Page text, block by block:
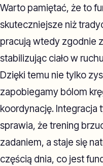
Warto pamiętać, że to
skuteczniejsze niż
pracują wtedy zgodnie
stabilizując ciało w
Dzięki temu nie tylko
zapobiegamy bólom
koordynację.
sprawia, że trening
zadaniem, a staje się
częścią dnia, co jest